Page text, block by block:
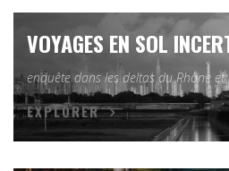
VOYAGES EN SOL
enquête dans les deltas du Rhône et
EXPLORER